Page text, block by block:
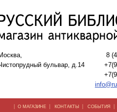
бульвар, д.14
8
| О МАГАЗИНЕ | КОНТАКТЫ | СОБЫТИЯ